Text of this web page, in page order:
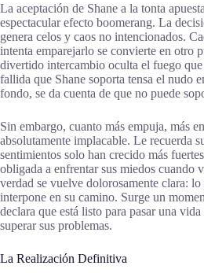
La aceptación de Shane a la tonta
espectacular efecto boomerang. La
genera celos y caos no intencionados.
intenta emparejarlo se convierte en otro
divertido intercambio oculta el fuego
fallida que Shane soporta tensa el nudo
fondo, se da cuenta de que no puede
Sin embargo, cuanto más empuja, más
absolutamente implacable. Le recuerda
sentimientos solo han crecido más
obligada a enfrentar sus miedos cuando
verdad se vuelve dolorosamente clara:
interpone en su camino. Surge un
declara que está listo para pasar una
superar sus problemas.
La Realización Definitiva